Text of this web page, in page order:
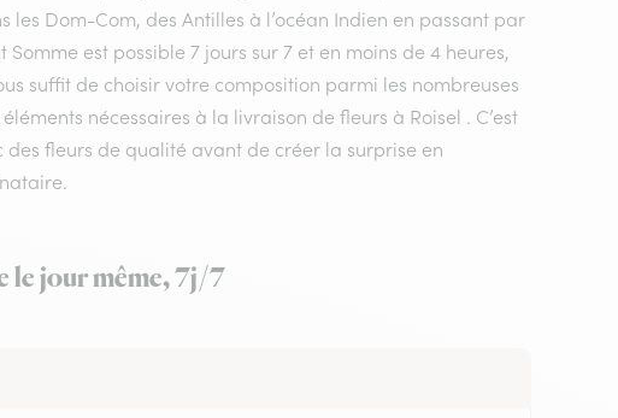
Dom-Com, des Antilles à l’océan Indien en passant par
est possible 7 jours sur 7 et en moins de 4 heures,
suffit de choisir votre composition parmi les nombreuses
nécessaires à la livraison de fleurs à Roisel . C’est
fleurs de qualité avant de créer la surprise en
le jour même, 7j/7